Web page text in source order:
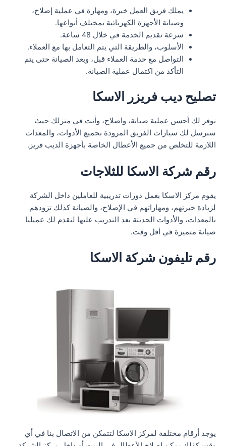
يملك فريق العمل خبرة، ومهارة في عملية إصلاح،
وصيانة الأجهزة الكهربائية بمختلف أنواعها.
سرعة تقديم الخدمة في خلال 48 ساعة.
الأسلوب، والطريقة التي يتم التعامل بها مع العملاء.
التواصل مع خدمة العملاء قبل، وبعد الصيانة حتى يتم
التأكد من اكتمال عملية الصيانة.
تصليح ديب فريزر الاسكا
نوفر لك أحسن عملية صيانة، واصلاح، وأنت في منزلك حيث
سنرسل لك سيارات الفريق المزودة بجميع الأدوات، والمعدات
اللازمة للتخلص من جميع الأعطال الخاصة بأجهزة الديب فريز.
رقم شركة الاسكا للثلاجات
يقوم مركز الاسكا بعمل دورات تدريبية للعاملين داخل الشركة
لزيادة خبرتهم، ومهاراتهم في الإصلاح، والصيانة كذلك تزودهم
بالمعدات، والأدوات الحديثة بعد التدريب عليها لنقدم لك عميلنا
صيانة متميزة في أقل وقت.
رقم تليفون شركة الاسكا
يوجد أرقام مختلفة لمركز الاسكا لتتمكن من الاتصال بنا في أي